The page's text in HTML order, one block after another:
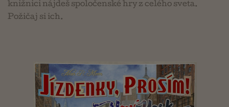
knižnici nájdeš spoločenské hry z celého sveta.
Požičaj si ich.